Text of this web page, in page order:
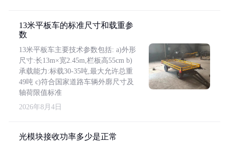
13米平板车的标准尺寸和载重参
数
13米平板车主要技术参数包括: a)外形
尺寸:长13m×宽2.45m,栏板高55cm b)
承载能力:标载30-35吨,最大允许总重
49吨 c)符合国家道路车辆外廓尺寸及
轴荷限值标准
2026年8月4日
光模块接收功率多少是正常